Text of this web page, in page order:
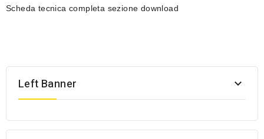
Scheda tecnica completa sezione download
Left Banner 